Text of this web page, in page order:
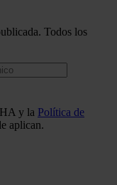
Todos los
y la Política de
aplican.